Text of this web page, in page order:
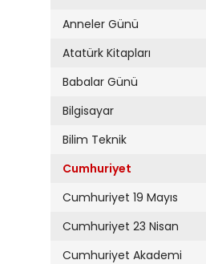
Anneler Günü
Atatürk Kitapları
Babalar Günü
Bilgisayar
Bilim Teknik
Cumhuriyet
Cumhuriyet 19 Mayıs
Cumhuriyet 23 Nisan
Cumhuriyet Akademi